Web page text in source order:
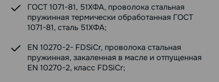
ГОСТ 1071-81, 51ХФА, проволока стальная
пружинная термически обработанная ГОСТ
1071-81, сталь 51ХФА;
EN 10270-2- FDSiCr, проволока стальная
пружинная, закаленная в масле и отпущенная
EN 10270-2, класс FDSiCr;